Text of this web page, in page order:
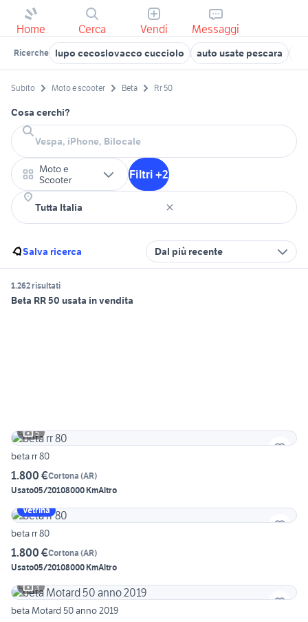
Home Cerca Vendi Messaggi
Ricerche lupo cecoslovacco cucciolo auto usate pescara
Subito Moto e scooter Beta Rr 50
Cosa cerchi?
Moto e
Scooter
Filtri +2
Salva ricerca Dal più recente
1.262 risultati
Beta RR 50 usata in vendita
5
beta rr 80
1.800 €Cortona (AR)
Usato05/20108000 KmAltro
Vetrina
beta rr 80
1.800 €Cortona (AR)
Usato05/20108000 KmAltro
3
beta Motard 50 anno 2019